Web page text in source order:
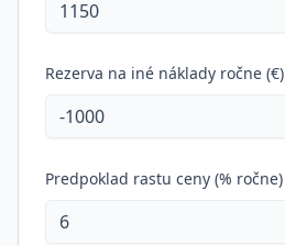
Rezerva na iné náklady ročne (€)
Predpoklad rastu ceny (% ročne)